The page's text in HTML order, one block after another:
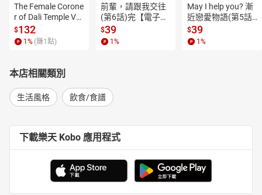
The Female Corone
r of Dali Temple Vo
l.6【有聲書】
$132
1 % (賺1 點)
前輩，請跟我交往
(第6話)完【電子
書】
$39
1 %
May I help you? 漸
近戀愛物語(第5話)
【電子書】
$39
1 %
本店相關類別
生活風格 飲食/食譜
下載樂天 Kobo 應用程式